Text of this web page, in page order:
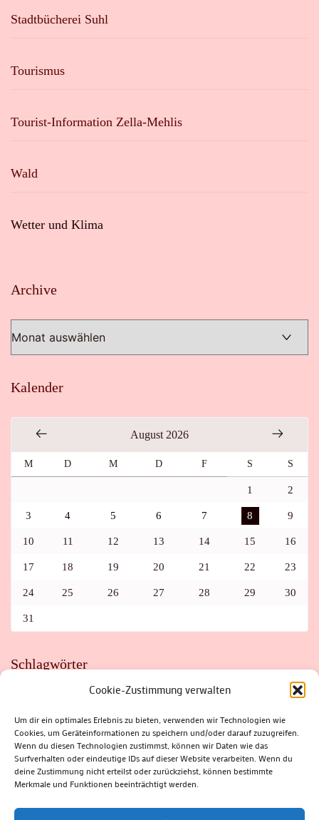
Cookie-Zustimmung verwalten
Um dir ein optimales Erlebnis zu bieten, verwenden wir Technologien wie
Cookies, um Geräteinformationen zu speichern und/oder darauf zuzugreifen.
Wenn du diesen Technologien zustimmst, können wir Daten wie das
Surfverhalten oder eindeutige IDs auf dieser Website verarbeiten. Wenn du
deine Zustimmung nicht erteilst oder zurückziehst, können bestimmte
Merkmale und Funktionen beeinträchtigt werden.
Stadtbücherei Suhl
Tourismus
Tourist-Information Zella-Mehlis
Wald
Wetter und Klima
Archive
Kalender
August 2026
M D M D F S S
1 2
3 4 5 6 7 8 9
10 11 12 13 14 15 16
17 18 19 20 21 22 23
24 25 26 27 28 29 30
31
Schlagwörter
FAHRRAD
FLOHMARKT FOLK GEWINNSPIEL
HITZE
HITZEFALLE AUTO
IRISH DANCE JAZZ
KABARETT
KINDER
KIRMES KLASSIK
KLEINE SUHLER REIHE
KRIMI
KULTUR LESUNG LOTTO
MEININGEN
PARASITEN
PILZE SCHLEUSINGEN
SCHULWEG
SOMMERFERIEN
SPORT SRH
STADTFEST
STADTMARKETING
STRASSENSPERRUNG
SUHL
SUHLER FRÜHLING
SUHLER STADTMARKETING
THÜRINGENFORST
THÜRINGER WALD
ZELLA-MEHLIS